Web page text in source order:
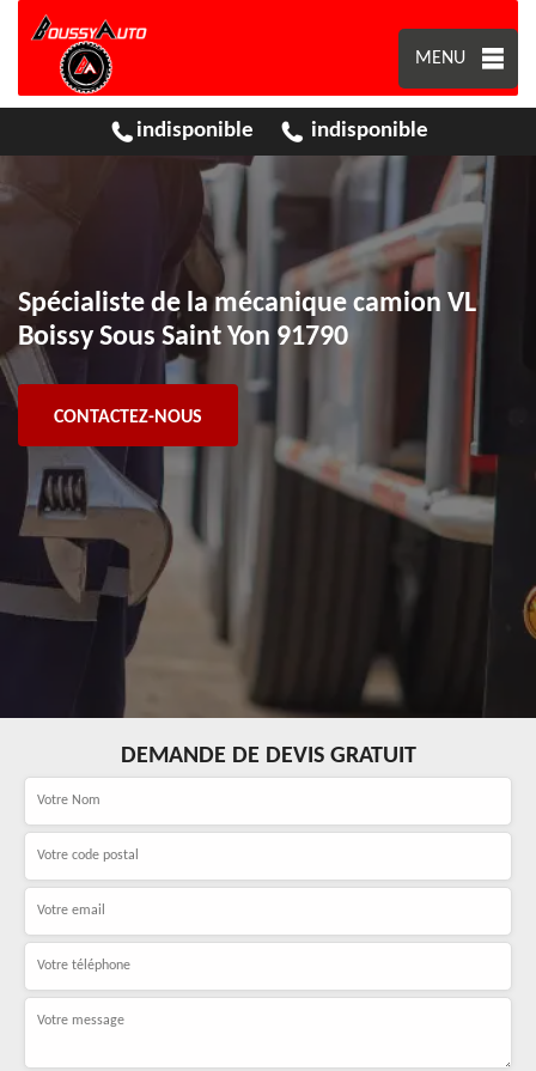
MENU
indisponible indisponible
Spécialiste de la mécanique camion VL
Boissy Sous Saint Yon 91790
CONTACTEZ-NOUS
DEMANDE DE DEVIS GRATUIT